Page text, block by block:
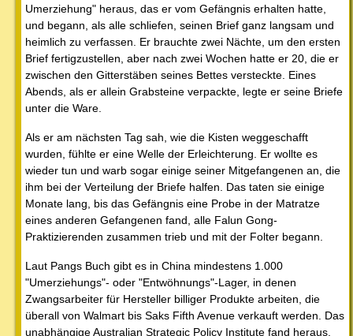
Umerziehung" heraus, das er vom Gefängnis erhalten hatte,
und begann, als alle schliefen, seinen Brief ganz langsam und
heimlich zu verfassen. Er brauchte zwei Nächte, um den ersten
Brief fertigzustellen, aber nach zwei Wochen hatte er 20, die er
zwischen den Gitterstäben seines Bettes versteckte. Eines
Abends, als er allein Grabsteine verpackte, legte er seine Briefe
unter die Ware.
Als er am nächsten Tag sah, wie die Kisten weggeschafft
wurden, fühlte er eine Welle der Erleichterung. Er wollte es
wieder tun und warb sogar einige seiner Mitgefangenen an, die
ihm bei der Verteilung der Briefe halfen. Das taten sie einige
Monate lang, bis das Gefängnis eine Probe in der Matratze
eines anderen Gefangenen fand, alle Falun Gong-
Praktizierenden zusammen trieb und mit der Folter begann.
Laut Pangs Buch gibt es in China mindestens 1.000
"Umerziehungs"- oder "Entwöhnungs"-Lager, in denen
Zwangsarbeiter für Hersteller billiger Produkte arbeiten, die
überall von Walmart bis Saks Fifth Avenue verkauft werden. Das
unabhängige Australian Strategic Policy Institute fand heraus,